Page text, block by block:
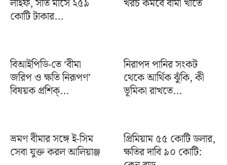
লাইফ, সাত মাসে ২৫৯
কোটি টাকার...
খরচ কমবে বীমা খাতে
বিআইপিডি-তে ‘বীমা
জরিপ ও ক্ষতি নিরূপণ’
বিষয়ক প্রশিক্...
নিরাপদ পানির সংকট
থেকে আর্থিক ঝুঁকি, কী
ভূমিকা রাখতে...
ভ্রমণ বীমার সঙ্গে ই-সিম
সেবা যুক্ত করল আলিয়াঞ্জ
প্রিমিয়াম ৫৫ কোটি ডলার,
ক্ষতির দাবি ৯০ কোটি: